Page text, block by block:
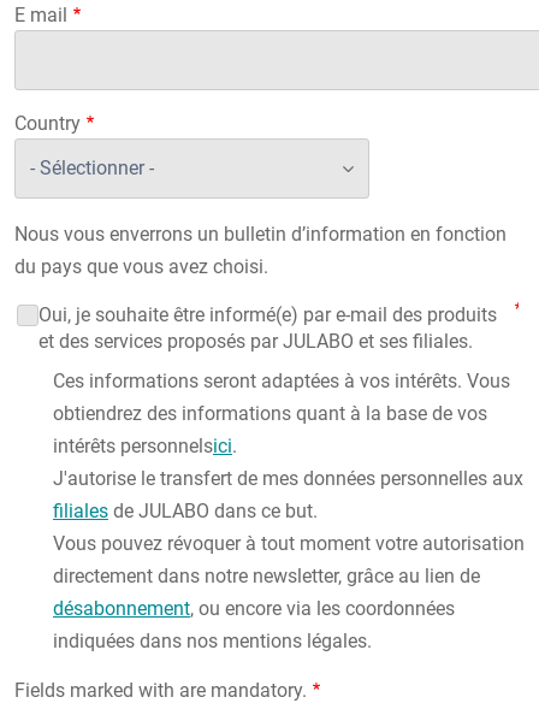
E mail
Country
Nous vous enverrons un bulletin d’information en fonction
du pays que vous avez choisi.
Oui, je souhaite être informé(e) par e-mail des produits
et des services proposés par JULABO et ses filiales.
Ces informations seront adaptées à vos intérêts. Vous
obtiendrez des informations quant à la base de vos
intérêts personnelsici.
J'autorise le transfert de mes données personnelles aux
filiales de JULABO dans ce but.
Vous pouvez révoquer à tout moment votre autorisation
directement dans notre newsletter, grâce au lien de
désabonnement, ou encore via les coordonnées
indiquées dans nos mentions légales.
Fields marked with are mandatory.